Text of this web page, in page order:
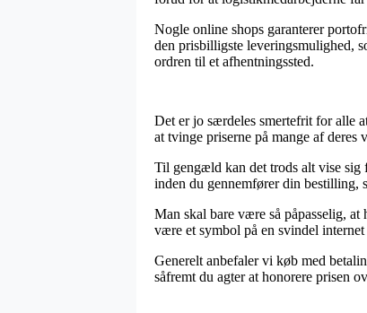
Nogle online shops garanterer
den prisbilligste leveringsmulighed,
ordren til et afhentningssted.
Det er jo særdeles smertefrit for alle
at tvinge priserne på mange af
Til gengæld kan det trods alt vise
inden du gennemfører din bestilling,
Man skal bare være så påpasselig,
være et symbol på en svindel
Generelt anbefaler vi køb med
såfremt du agter at honorere prisen